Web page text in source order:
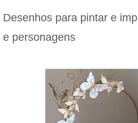
Desenhos para pintar e
e personagens